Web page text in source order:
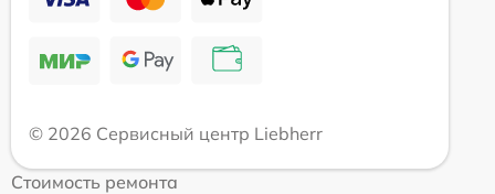
© 2026 Сервисный центр Liebherr
Стоимость ремонта